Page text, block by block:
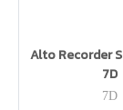
Alto Recorder
7D
7D